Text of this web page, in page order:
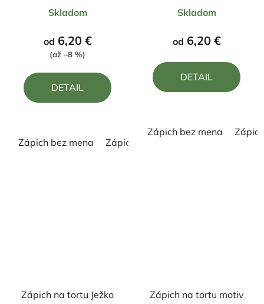
hodnotenie
produktu
je
z
Skladom
od 6,20 €
(až –8 %)
DETAIL
Zápich bez mena Zápich s menom
hodnotenie
produktu
5,0
z
Skladom
od 6,20 €
DETAIL
Zápich bez mena
Zápich na tortu Ježko
Zápich na tortu motiv